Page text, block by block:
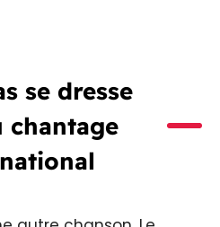
se dresse
chantage